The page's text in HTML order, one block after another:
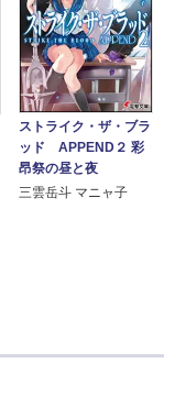
ストライク・ザ・ブラ
ッド APPEND２ 彩
昂祭の昼と夜
三雲岳斗 マニャ子